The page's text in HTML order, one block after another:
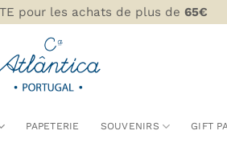
pour les achats de plus de 65€
PAPETERIE SOUVENIRS GIFT